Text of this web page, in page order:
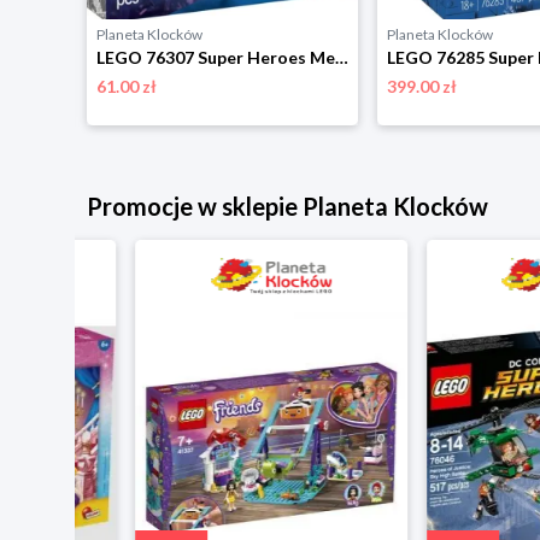
Planeta Klocków
LEGO 76307 Super Heroes Mech Iron Mana kontra Ultron Lego
61.00 zł
Planeta Klocków
399.00 zł
Promocje w sklepie Planeta Klocków